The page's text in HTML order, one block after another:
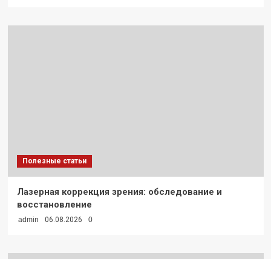
Полезные статьи
Лазерная коррекция зрения: обследование и
восстановление
admin 06.08.2026 0